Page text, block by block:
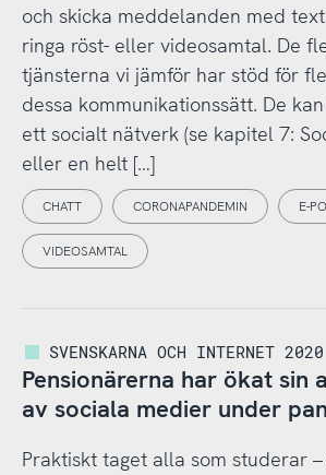
och skicka meddelanden med
ringa röst- eller videosamtal. De
tjänsterna vi jämför har stöd för
dessa kommunikationssätt. De
ett socialt nätverk (se kapitel 7:
eller en helt […]
CHATT CORONAPANDEMIN E-
VIDEOSAMTAL
SVENSKARNA OCH INTERNET 2020
Pensionärerna har ökat sin
av sociala medier under
Praktiskt taget alla som studerar